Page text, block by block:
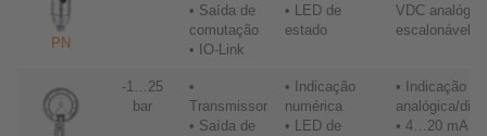
PN
• Saída de
comutação
• IO-Link
• LED de
estado
VDC
escalonável
-1…25
bar
•
Transmissor
• Saída de
• Indicação
numérica
• LED de
• Indicação
analógica/
• 4…20 mA /